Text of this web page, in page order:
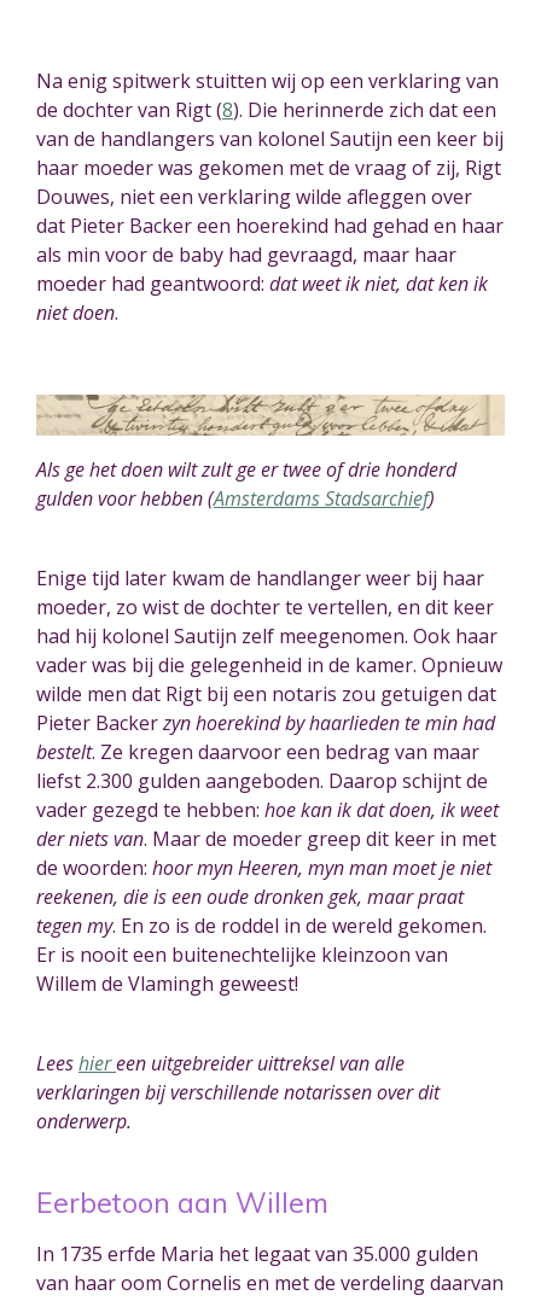
Na enig spitwerk stuitten wij op een verklaring van
de dochter van Rigt (8). Die herinnerde zich dat een
van de handlangers van kolonel Sautijn een keer bij
haar moederwas gekomen met de vraag of zij, Rigt
Douwes, niet een verklaring wilde afleggen over
dat Pieter Backer een hoerekind had gehad en haar
als min voor de baby had gevraagd, maar haar
moeder had geantwoord: dat weet ik niet, dat ken ik
niet doen.
Als ge het doen wilt zult ge er twee of drie honderd
gulden voor hebben (Amsterdams Stadsarchief)
Enige tijd later kwam de handlanger weer bij haar
moeder, zo wist de dochter te vertellen, en dit keer
had hij kolonel Sautijn zelf meegenomen. Ook haar
vader was bij die gelegenheid in de kamer. Opnieuw
wilde men dat Rigt bij een notaris zou getuigen dat
Pieter Backerzyn hoerekind by haarlieden te min had
bestelt. Ze kregen daarvoor een bedrag van maar
liefst 2.300 gulden aangeboden. Daarop schijnt de
vader gezegd te hebben: hoe kan ik dat doen, ik weet
der niets van. Maar de moeder greep dit keer in met
de woorden: hoor myn Heeren, myn man moet je niet
reekenen, die is een oude dronken gek, maar praat
tegen my. En zo is de roddel in de wereld gekomen.
Er is nooit een buitenechtelijke kleinzoon van
Willem de Vlamingh geweest!
Leeshiereen uitgebreider uittreksel van alle
verklaringen bij verschillende notarissen over dit
onderwerp.
Eerbetoon aan Willem
In 1735 erfde Maria het legaat van 35.000 gulden
van haar oom Cornelis en met de verdeling daarvan